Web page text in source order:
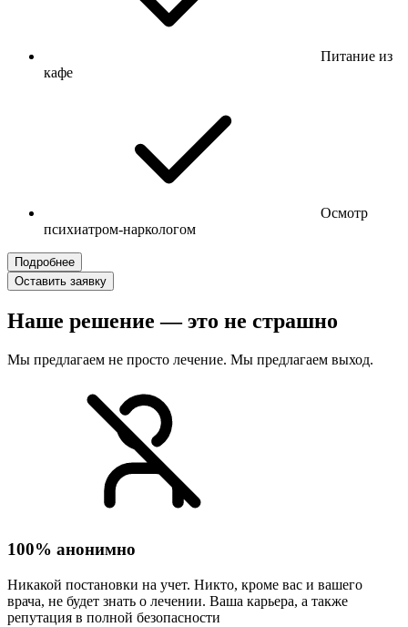
Питание из
кафе
Осмотр
психиатром-наркологом
Подробнее
Оставить заявку
Наше решение — это не страшно
Мы предлагаем не просто лечение. Мы предлагаем выход.
100% анонимно
Никакой постановки на учет. Никто, кроме вас и вашего
врача, не будет знать о лечении. Ваша карьера, а также
репутация в полной безопасности